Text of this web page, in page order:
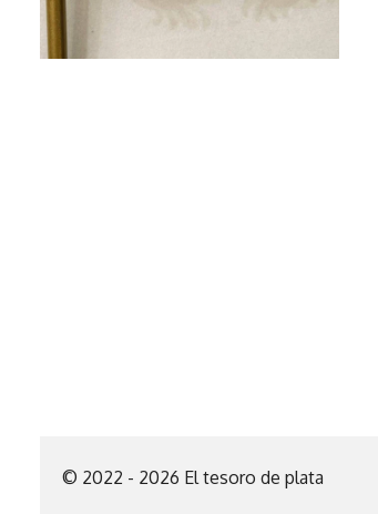
© 2022 - 2026 El tesoro de plata